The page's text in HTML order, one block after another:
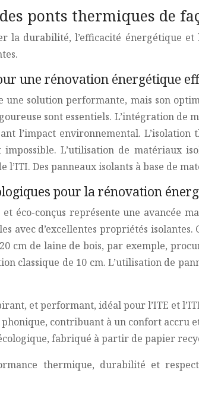
ponts thermiques de
la durabilité, l’efficacité énergétique
une rénovation énergétique
une solution performante, mais son
sont essentiels. L’intégration de
l’impact environnemental.
L’utilisation de matériaux
l’ITI. Des panneaux isolants à base de
pour la rénovation
éco-conçus représente une avancée
avec d’excellentes propriétés
cm de laine de bois, par exemple,
classique de 10 cm. L’utilisation de
et performant, idéal pour l’ITE et
contribuant à un confort accru
fabriqué à partir de papier
thermique, durabilité et